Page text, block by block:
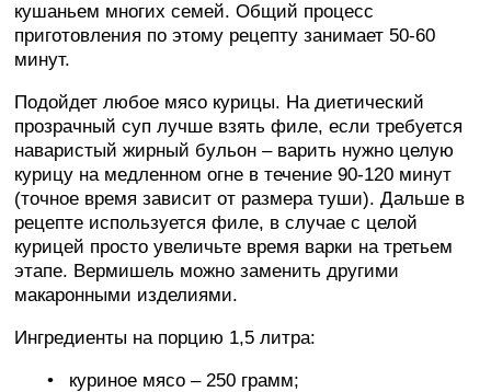
кушаньем многих семей. Общий процесс
приготовления по этому рецепту занимает 50-60
минут.
Подойдет любое мясо курицы. На диетический
прозрачный суп лучше взять филе, если требуется
наваристый жирный бульон – варить нужно целую
курицу на медленном огне в течение 90-120 минут
(точное время зависит от размера туши). Дальше в
рецепте используется филе, в случае с целой
курицей просто увеличьте время варки на третьем
этапе. Вермишель можно заменить другими
макаронными изделиями.
Ингредиенты на порцию 1,5 литра:
куриное мясо – 250 грамм;